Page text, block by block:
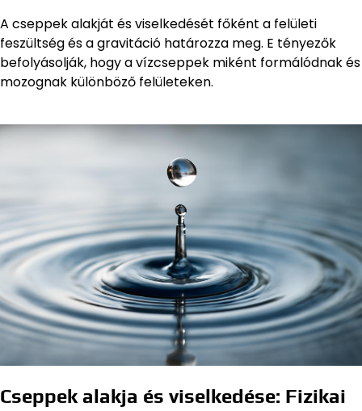
A cseppek alakját és viselkedését főként a felületi
feszültség és a gravitáció határozza meg. E tényezők
befolyásolják, hogy a vízcseppek miként formálódnak és
mozognak különböző felületeken.
Cseppek alakja és viselkedése: Fizikai